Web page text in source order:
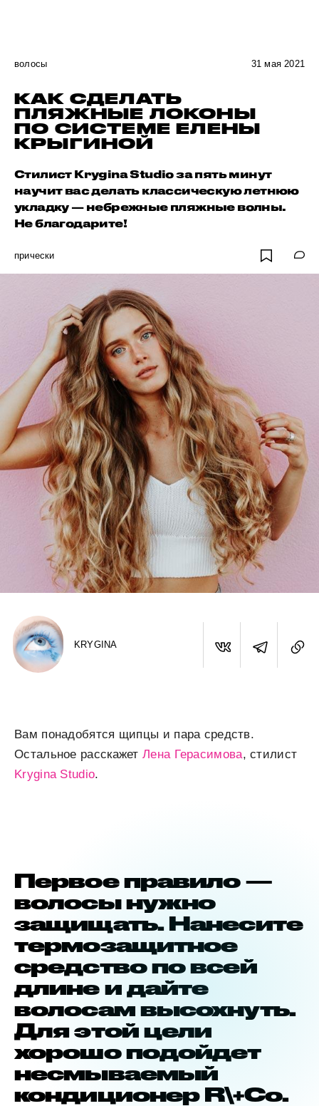
волосы 31 мая 2021
КАК СДЕЛАТЬ
ПЛЯЖНЫЕ ЛОКОНЫ
ПО СИСТЕМЕ ЕЛЕНЫ
КРЫГИНОЙ
Стилист Krygina Studio за пять минут
научит вас делать классическую летнюю
укладку — небрежные пляжные волны.
Не благодарите!
прически
KRYGINA
Вам понадобятся щипцы и пара средств.
Остальное расскажетЛена Герасимова, стилист
Krygina Studio.
Первое правило —
волосы нужно
защищать. Нанесите
термозащитное
средство по всей
длине и дайте
волосам высохнуть.
Для этой цели
хорошо подойдет
несмываемый
кондиционер R\+Co.